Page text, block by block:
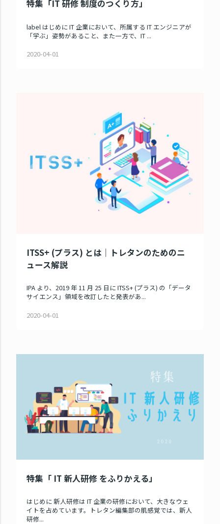
特集「IT 研修 制度のつくり方」
label はじめに IT 企業において、所属する IT エンジニアが
「学ぶ」姿勢があること、また一方で、IT ...
2020-04-01
ITSS+ (プラス) とは｜トレタンのためのニ
ュース解説
IPA より、2019 年 11 月 25 日に ITSS+ (プラス) の「データ
サイエンス」領域を改訂したと発表があ...
2020-04-01
特集「 IT 新人研修 をふりかえる」
はじめに 新人研修は IT 企業の研修において、大きなウェ
イトを占めています。トレタン編集部の肌感覚では、新人
研修...